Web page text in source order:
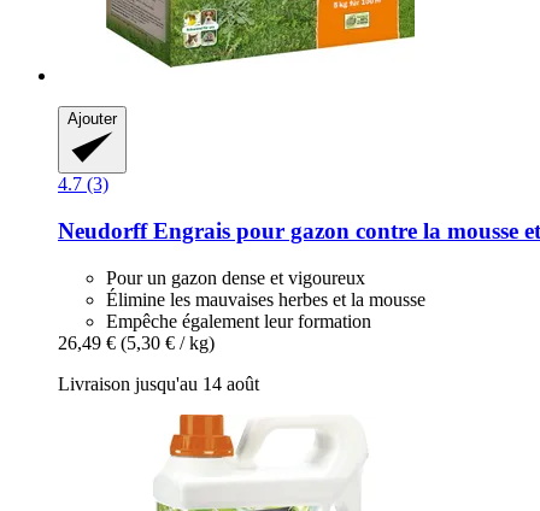
Ajouter
4.7 (3)
NeudorffEngrais pour gazon contre la mousse
Pour un gazon dense et vigoureux
Élimine les mauvaises herbes et la mousse
Empêche également leur formation
26,49 € (5,30 € / kg)
Livraison jusqu'au 14 août